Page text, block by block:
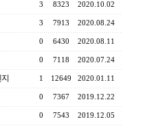
3 8323 2020.10.02
3 7913 2020.08.24
0 6430 2020.08.11
0 7118 2020.07.24
1 12649 2020.01.11
0 7367 2019.12.22
0 7543 2019.12.05